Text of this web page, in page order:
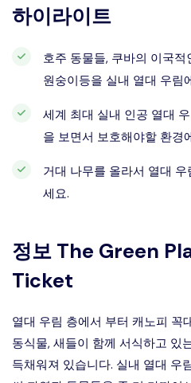
하이라이트
호주 동물들, 쿠바의 이국
원숭이등을 실내 열대 우림
세계 최대 실내 인공 열대
을 보면서 보호해야할 환경
거대 나무를 올라서 열대
세요.
정보 The Green
Ticket
열대 우림 층에서 부터 캐노피 꼭
동식물, 새들이 함께 서식하고 있
득채워져 있습니다. 실내 열대 우